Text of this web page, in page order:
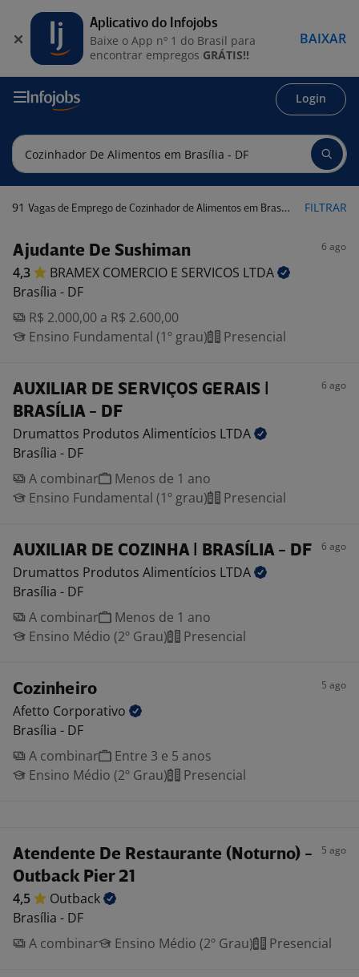
Login
91 Vagas de Emprego de Cozinhador de Alimentos em Brasília - DF FILTRAR
Ajudante De Sushiman 6 ago
4,3 BRAMEX COMERCIO E SERVICOS LTDA
Brasília - DF
R$ 2.000,00 a R$ 2.600,00
Ensino Fundamental (1º grau)
Presencial
AUXILIAR DE SERVIÇOS GERAIS |
BRASÍLIA - DF
6 ago
Drumattos Produtos Alimentícios LTDA
Brasília - DF
A combinar
Menos de 1 ano
Ensino Fundamental (1º grau)
Presencial
AUXILIAR DE COZINHA | BRASÍLIA - DF 6 ago
Drumattos Produtos Alimentícios LTDA
Brasília - DF
A combinar
Menos de 1 ano
Ensino Médio (2º Grau)
Presencial
Cozinheiro 5 ago
Afetto Corporativo
Brasília - DF
A combinar
Entre 3 e 5 anos
Ensino Médio (2º Grau)
Presencial
Atendente De Restaurante (Noturno) -
Outback Pier 21
5 ago
4,5
Outback
Brasília - DF
A combinar
Ensino Médio (2º Grau) Presencial
Aplicativo do Infojobs
Baixe o App nº 1 do Brasil para
encontrar empregos GRÁTIS!!
BAIXAR